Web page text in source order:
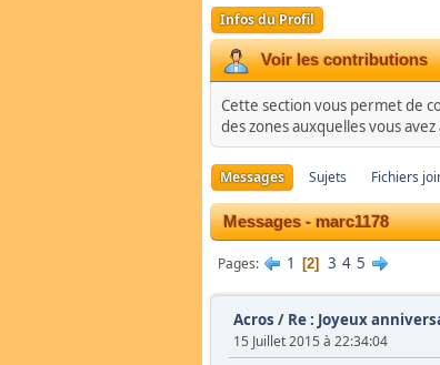
Infos du Profil
Voir les contributions
Cette section vous permet de
des zones auxquelles vous avez
Messages Sujets Fichiers
Messages - marc1178
Pages 1 2 3 4 5
Acros / Re : Joyeux
15 Juillet 2015 à 22:34:04